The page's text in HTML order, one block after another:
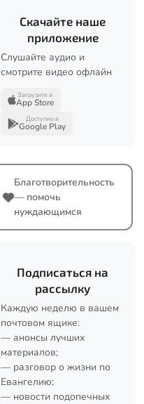
Скачайте наше
приложение
Слушайте аудио и
смотрите видео офлайн
Загрузите в
App Store
Доступно в
Google Play
Благотворительность
— помочь
нуждающимся
Подписаться на
рассылку
Каждую неделю в вашем
почтовом ящике:
— анонсы лучших
материалов;
— разговор о жизни по
Евангелию;
— новости подопечных